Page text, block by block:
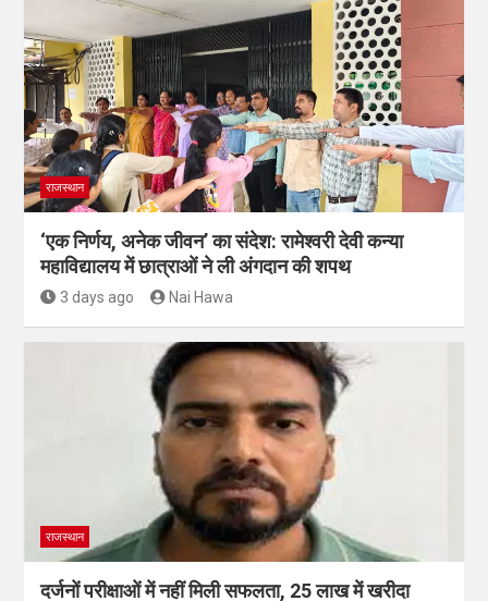
राजस्थान
‘एक निर्णय, अनेक जीवन’ का संदेश: रामेश्वरी देवी कन्या
महाविद्यालय में छात्राओं ने ली अंगदान की शपथ
3 days ago Nai Hawa
राजस्थान
दर्जनों परीक्षाओं में नहीं मिली सफलता, 25 लाख में खरीदा